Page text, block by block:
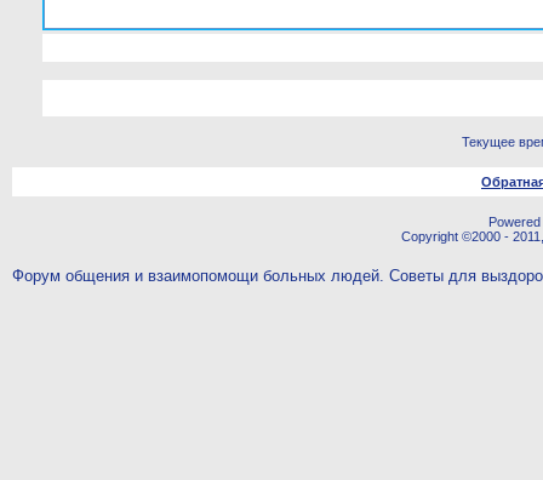
Текущее
Copyright ©2000 -
Форум общения и взаимопомощи больных людей. Советы для